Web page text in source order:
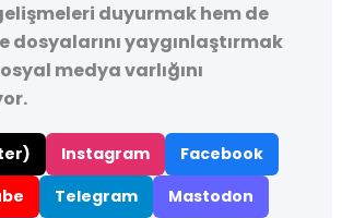
duyurmak hem de
dosyalarını yaygınlaştırmak
medya varlığını
Instagram
Facebook
Telegram
Mastodon